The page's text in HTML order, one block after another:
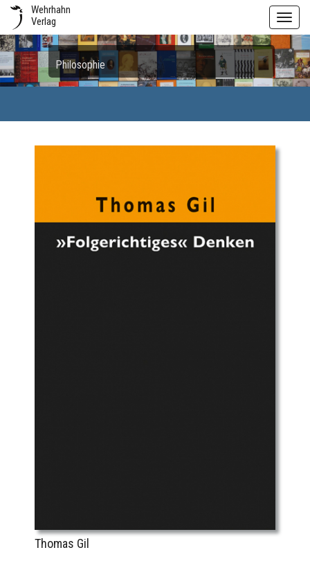
Wehrhahn
Verlag
Philosophie
Thomas Gil